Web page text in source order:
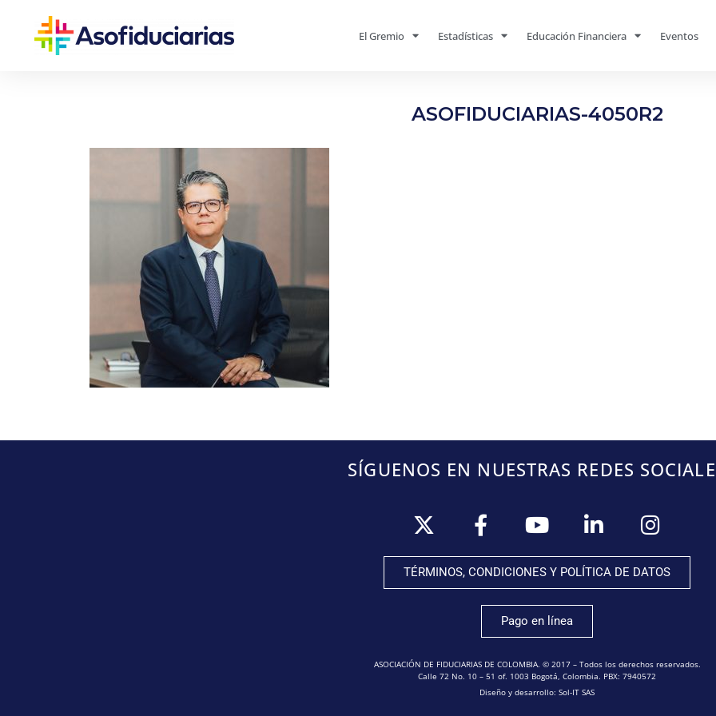
El Gremio Estadísticas Educación Financiera Eventos
ASOFIDUCIARIAS-4050R2
SÍGUENOS EN NUESTRAS REDES
TÉRMINOS, CONDICIONES Y POLÍTICA DE DATOS
Pago en línea
ASOCIACIÓN DE FIDUCIARIAS DE COLOMBIA. © 2017 – Todos los derechos reservados.
Calle 72 No. 10 – 51 of. 1003 Bogotá, Colombia. PBX: 7940572
Diseño y desarrollo: Sol-IT SAS